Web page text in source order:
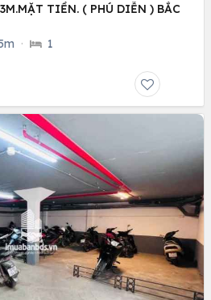
TIỀN. ( PHÚ DIỄN ) BẮC
· 1